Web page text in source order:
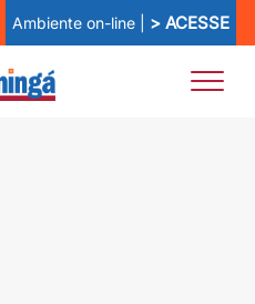
Ambiente on-line | > ACESSE